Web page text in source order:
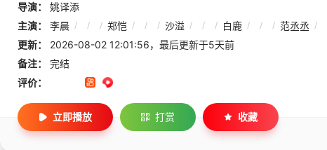
导演：
姚译添
主演：
李晨 / / / 郑恺 / / / 沙溢 / / / 白鹿 / / / 范丞丞 /
更新：
2026-08-02 12:01:56，最后更新于5天前
备注：
完结
评价：
立即播放 打赏 收藏